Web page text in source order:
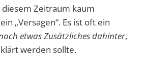
Zeitraum kaum
„Versagen“. Es ist oft ein
etwas Zusätzliches dahinter,
werden sollte.